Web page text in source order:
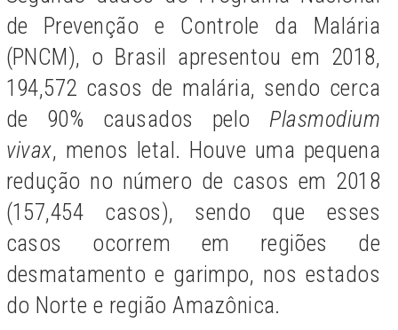
de Prevenção e Controle da Malária
(PNCM), o Brasil apresentou em 2018,
194,572 casos de malária, sendo cerca
de 90% causados peloPlasmodium
vivax, menos letal. Houve uma pequena
redução no número de casos em 2018
(157,454 casos), sendo que esses
casos ocorrem em regiões de
desmatamento e garimpo, nos estados
do Norte e região Amazônica.